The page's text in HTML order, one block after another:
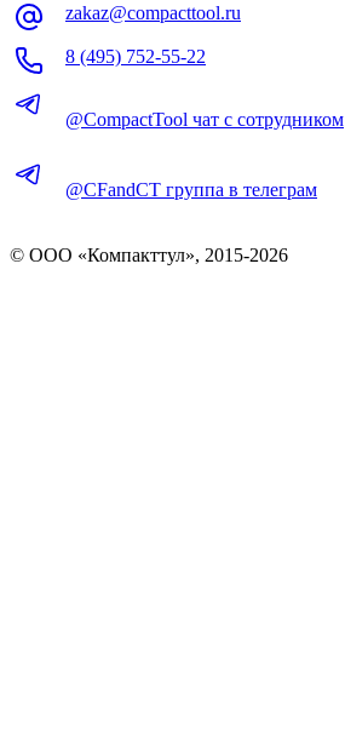
zakaz@compacttool.ru
8 (495) 752-55-22
@CompactTool чат с сотрудником
@CFandCT группа в телеграм
© OOO «Компакттул», 2015-2026